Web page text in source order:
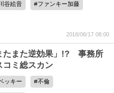
川谷絵音 ファンキー加藤
2016/06/17 08:00
たまた逆効果」!? 事務所
コミ総スカン
ッキー 不倫